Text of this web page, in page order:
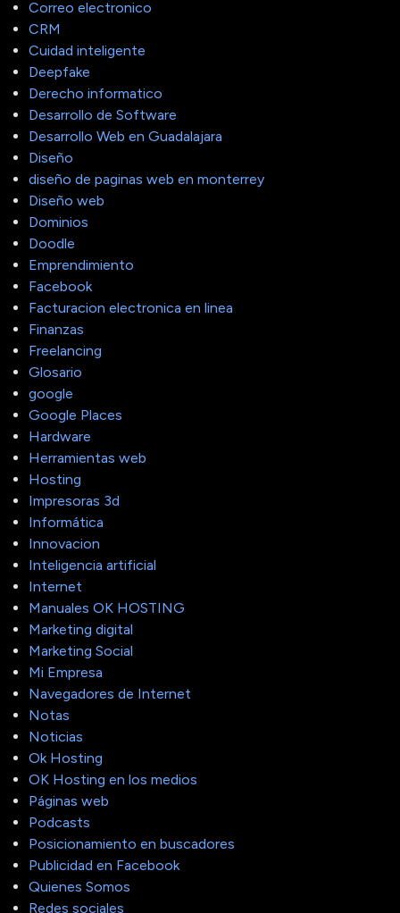
Correo electronico
CRM
Cuidad inteligente
Deepfake
Derecho informatico
Desarrollo de Software
Desarrollo Web en Guadalajara
Diseño
diseño de paginas web en monterrey
Diseño web
Dominios
Doodle
Emprendimiento
Facebook
Facturacion electronica en linea
Finanzas
Freelancing
Glosario
google
Google Places
Hardware
Herramientas web
Hosting
Impresoras 3d
Informática
Innovacion
Inteligencia artificial
Internet
Manuales OK HOSTING
Marketing digital
Marketing Social
Mi Empresa
Navegadores de Internet
Notas
Noticias
Ok Hosting
OK Hosting en los medios
Páginas web
Podcasts
Posicionamiento en buscadores
Publicidad en Facebook
Quienes Somos
Redes sociales